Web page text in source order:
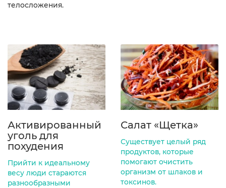
телосложения.
Активированный
уголь для
похудения
Прийти к идеальному
весу люди стараются
разнообразными
Салат «Щетка»
Существует целый ряд
продуктов, которые
помогают очистить
организм от шлаков и
токсинов.